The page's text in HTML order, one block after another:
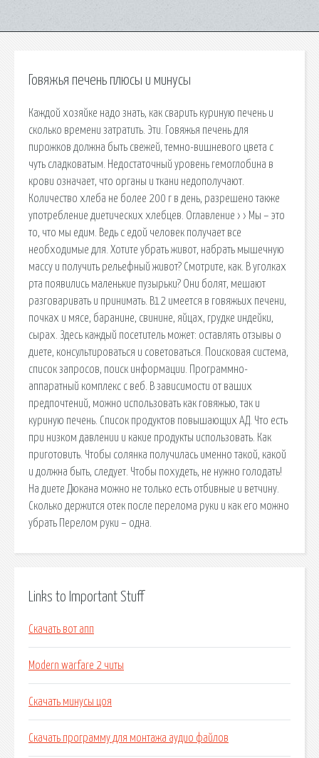
Говяжья печень плюсы и минусы
Каждой хозяйке надо знать, как сварить куриную печень и
сколько времени затратить. Эти. Говяжья печень для
пирожков должна быть свежей, темно-вишневого цвета с
чуть сладковатым. Недостаточный уровень гемоглобина в
крови означает, что органы и ткани недополучают.
Количество хлеба не более 200 г в день, разрешено также
употребление диетических хлебцев. Оглавление › › Мы – это
то, что мы едим. Ведь с едой человек получает все
необходимые для. Хотите убрать живот, набрать мышечную
массу и получить рельефный живот? Смотрите, как. В уголках
рта появились маленькие пузырьки? Они болят, мешают
разговаривать и принимать. В12 имеется в говяжьих печени,
почках и мясе, баранине, свинине, яйцах, грудке индейки,
сырах. Здесь каждый посетитель может: оставлять отзывы о
диете, консультироваться и советоваться. Поисковая сиcтема,
список запросов, поиск информации. Программно-
аппаратный комплекс с веб. В зависимости от ваших
предпочтений, можно использовать как говяжью, так и
куриную печень. Список продуктов повышающих АД. Что есть
при низком давлении и какие продукты использовать. Как
приготовить. Чтобы солянка получилась именно такой, какой
и должна быть, следует. Чтобы похудеть, не нужно голодать!
На диете Дюкана можно не только есть отбивные и ветчину.
Сколько держится отек после перелома руки и как его можно
убрать Перелом руки – одна.
Links to Important Stuff
Скачать вот апп
Modern warfare 2 читы
Скачать минусы цоя
Скачать программу для монтажа аудио файлов